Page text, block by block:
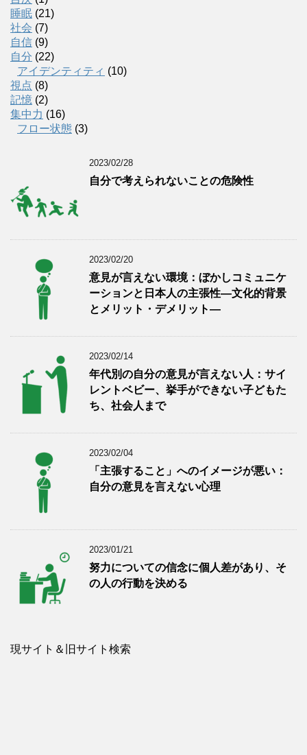
睡眠 (21)
社会 (7)
自信 (9)
自分 (22)
アイデンティティ (10)
視点 (8)
記憶 (2)
集中力 (16)
フロー状態 (3)
2023/02/28
自分で考えられないことの危険性
2023/02/20
意見が言えない環境：ぼかしコミュニケ
ーションと日本人の主張性―文化的背景
とメリット・デメリット―
2023/02/14
年代別の自分の意見が言えない人：サイ
レントベビー、挙手ができない子どもた
ち、社会人まで
2023/02/04
「主張すること」へのイメージが悪い：
自分の意見を言えない心理
2023/01/21
努力についての信念に個人差があり、そ
の人の行動を決める
現サイト＆旧サイト検索